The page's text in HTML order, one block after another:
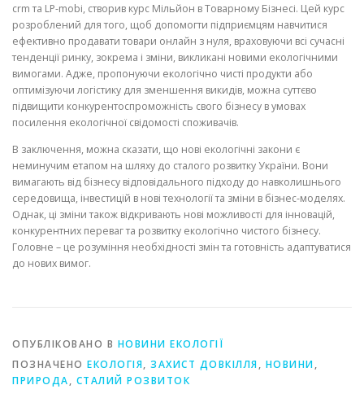
crm та LP-mobi, створив курс Мільйон в Товарному Бізнесі. Цей курс
розроблений для того, щоб допомогти підприємцям навчитися
ефективно продавати товари онлайн з нуля, враховуючи всі сучасні
тенденції ринку, зокрема і зміни, викликані новими екологічними
вимогами. Адже, пропонуючи екологічно чисті продукти або
оптимізуючи логістику для зменшення викидів, можна суттєво
підвищити конкурентоспроможність свого бізнесу в умовах
посилення екологічної свідомості споживачів.
В заключення, можна сказати, що нові екологічні закони є
неминучим етапом на шляху до сталого розвитку України. Вони
вимагають від бізнесу відповідального підходу до навколишнього
середовища, інвестицій в нові технології та зміни в бізнес-моделях.
Однак, ці зміни також відкривають нові можливості для інновацій,
конкурентних переваг та розвитку екологічно чистого бізнесу.
Головне – це розуміння необхідності змін та готовність адаптуватися
до нових вимог.
ОПУБЛІКОВАНО В НОВИНИ ЕКОЛОГІЇ
ПОЗНАЧЕНО ЕКОЛОГІЯ, ЗАХИСТ ДОВКІЛЛЯ, НОВИНИ,
ПРИРОДА, СТАЛИЙ РОЗВИТОК